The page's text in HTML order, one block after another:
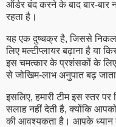
ऑर्डर बंद करने के बाद बार-
रहता है।
यह एक दुष्चक्र है, जिससे
लिए मल्टीप्लायर बढ़ाना है या
इस चमत्कार के प्रशंसकों के
से जोखिम-लाभ अनुपात बढ़
इसलिए, हमारी टीम इस स्तर
सलाह नहीं देती है, क्योंकि
की आवश्यकता है। आपके ध्यान